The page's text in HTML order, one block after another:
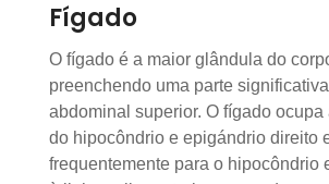
Fígado
O fígado é a maior glândula do
preenchendo uma parte
abdominal superior. O fígado ocupa
do hipocôndrio e epigándrio direito
frequentemente para o hipocôndrio